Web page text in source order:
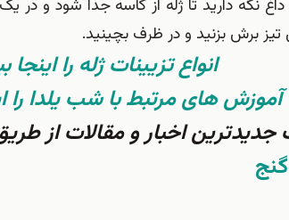
نگه دارید تا ژله از کاسه جدا شود و در
برش بزنید و در ظرف بچینید.
انواع تزیینات ژله را اینجا
آموزش های مرتبط با شب یلدا را
اخبار و مقالات از